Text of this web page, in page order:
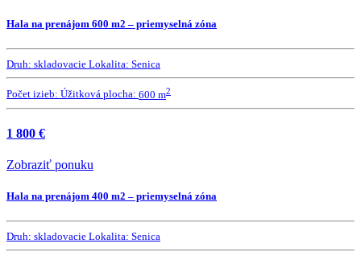
Hala na prenájom 600 m2 – priemyselná zóna
Druh: skladovacie Lokalita: Senica
Počet izieb: Úžitková plocha: 600 m2
1 800 €
Zobraziť ponuku
Hala na prenájom 400 m2 – priemyselná zóna
Druh: skladovacie Lokalita: Senica